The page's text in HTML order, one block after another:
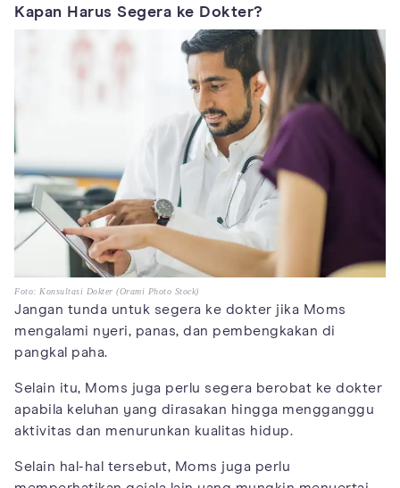
Kapan Harus Segera ke Dokter?
Foto: Konsultasi Dokter (Orami Photo Stock)
Jangan tunda untuk segera ke dokter jika Moms
mengalami nyeri, panas, dan pembengkakan di
pangkal paha.
Selain itu, Moms juga perlu segera berobat ke dokter
apabila keluhan yang dirasakan hingga mengganggu
aktivitas dan menurunkan kualitas hidup.
Selain hal-hal tersebut, Moms juga perlu